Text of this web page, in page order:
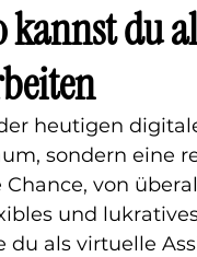
kannst du
heutigen
sondern eine
Chance, von
und
du als virtuelle